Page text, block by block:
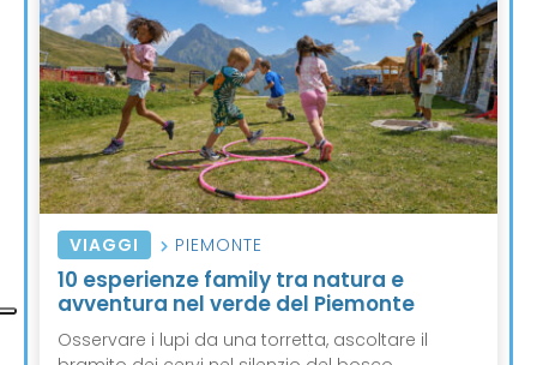
VIAGGI PIEMONTE
10 esperienze family tra natura e
avventura nel verde del Piemonte
Osservare i lupi da una torretta, ascoltare il